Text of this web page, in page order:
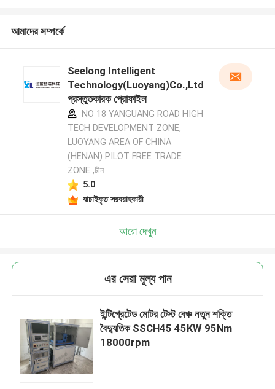
আমাদের সম্পর্কে
Seelong Intelligent
Technology(Luoyang)Co.,Ltd
প্রস্তুতকারক প্রোফাইল
NO 18 YANGUANG ROAD HIGH
TECH DEVELOPMENT ZONE,
LUOYANG AREA OF CHINA
(HENAN) PILOT FREE TRADE
ZONE ,চীন
5.0
যাচাইকৃত সরবরাহকারী
আরো দেখুন
এর সেরা মূল্য পান
ইন্টিগ্রেটেড মোটর টেস্ট বেঞ্চ নতুন শক্তি
বৈদ্যুতিক SSCH45 45KW 95Nm
18000rpm